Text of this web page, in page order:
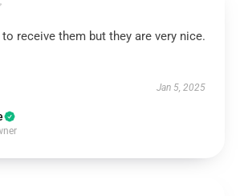
receive them but they are very nice.
Jan 5, 2025